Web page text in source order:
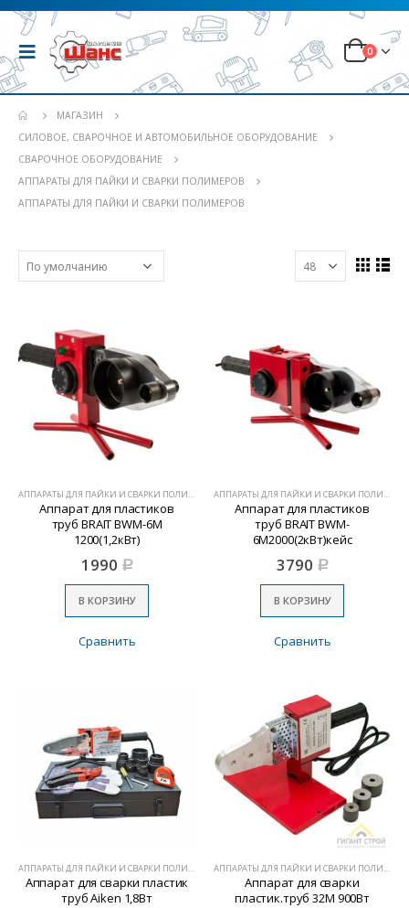
0
МАГАЗИН
СИЛОВОЕ, СВАРОЧНОЕ И АВТОМОБИЛЬНОЕ ОБОРУДОВАНИЕ
СВАРОЧНОЕ ОБОРУДОВАНИЕ
АППАРАТЫ ДЛЯ ПАЙКИ И СВАРКИ ПОЛИМЕРОВ
АППАРАТЫ ДЛЯ ПАЙКИ И СВАРКИ ПОЛИМЕРОВ
АППАРАТЫ ДЛЯ ПАЙКИ И СВАРКИ ПОЛИМЕРОВ
Аппарат для пластиков
труб BRAIT BWM-6M
1200(1,2кВт)
1990 Р
В КОРЗИНУ
Сравнить
АППАРАТЫ ДЛЯ ПАЙКИ И СВАРКИ ПОЛИМЕРОВ
Аппарат для пластиков
труб BRAIT BWM-
6M2000(2кВт)кейс
3790 Р
В КОРЗИНУ
Сравнить
АППАРАТЫ ДЛЯ ПАЙКИ И СВАРКИ ПОЛИМЕРОВ
Аппарат для сварки пластик
труб Aiken 1,8Вт
АППАРАТЫ ДЛЯ ПАЙКИ И СВАРКИ ПОЛИМЕРОВ
Аппарат для сварки
пластик.труб 32М 900Вт